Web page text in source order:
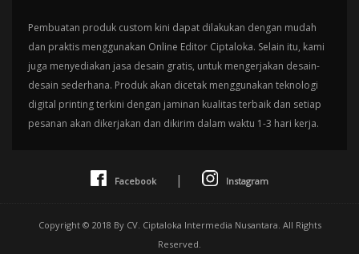
Pembuatan produk custom kini dapat dilakukan dengan mudah
dan praktis menggunakan Online Editor Ciptaloka. Selain itu, kami
juga menyediakan jasa desain gratis, untuk mengerjakan desain-
desain sederhana. Produk akan dicetak menggunakan teknologi
digital printing terkini dengan jaminan kualitas terbaik dan setiap
pesanan akan dikerjakan dan dikirim dalam waktu 1-3 hari kerja.
Facebook | Instagram
Copyright © 2018 By CV. Ciptaloka Intermedia Nusantara. All Rights
Reserved.